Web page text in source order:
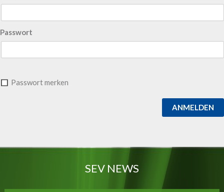
Passwort
Passwort merken
ANMELDEN
SEV NEWS